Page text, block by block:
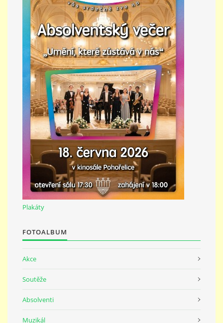
GDPR
ZUŠ Pohořelice
Školní 462
Pohořelice
691 23
© 2026 eStránky.cz |Tisk|Nahoru ↑
Plakáty
FOTOALBUM
Akce
Soutěže
Absolventi
Muzikál